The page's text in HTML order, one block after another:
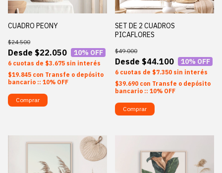
CUADRO PEONY
$22.050
$24.500
10% OFF
6 $3.675 sin interés
$19.845 con Transfe o depósito
bancario :: 10% OFF
Comprar
SET DE 2 CUADROS
PICAFLORES
$44.100
$49.000
10% OFF
6 $7.350 sin interés
$39.690 con Transfe o depósito
bancario :: 10% OFF
Comprar